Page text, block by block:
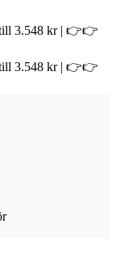
3.548 kr | 👉👉
3.548 kr | 👉👉